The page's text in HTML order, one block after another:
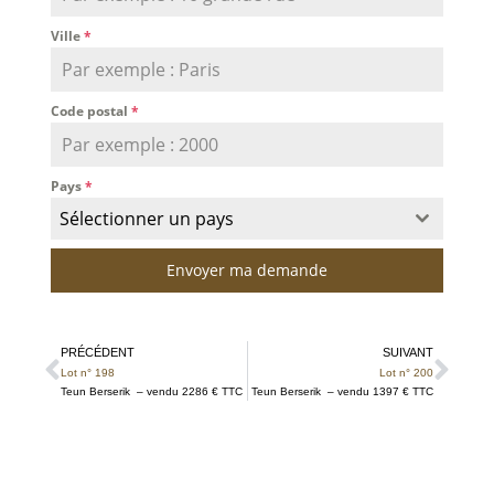
Ville*
Code postal *
Pays*
Sélectionner un pays
Envoyer ma demande
PRÉCÉDENT
Lot n° 198
Teun Berserik – vendu 2286 € TTC
SUIVANT
Lot n° 200
Teun Berserik – vendu 1397 € TTC